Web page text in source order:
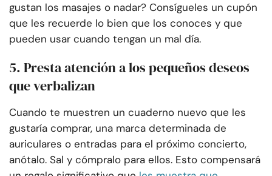
gustan los masajes o nadar? Consígueles un cupón
que les recuerde lo bien que los conoces y que
pueden usar cuando tengan un mal día.
5. Presta atención a los pequeños deseos
que verbalizan
Cuando te muestren un cuaderno nuevo que les
gustaría comprar, una marca determinada de
auriculares o entradas para el próximo concierto,
anótalo. Sal y cómpralo para ellos. Esto compensará